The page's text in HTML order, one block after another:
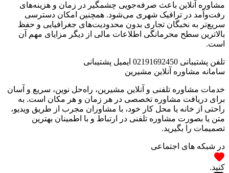
مشاوره آنلاین باعث صرفه‌جویی چشمگیر در زمان و هزینه‌های
رفت‌وآمد در ترافیک شهری می‌شود. همچنین امکان دسترسی
سریع‌تر به نخبگان تجاری بدون محدودیت‌های جغرافیایی و حفظ
بالاترین سطح محرمانگی اطلاعات مالی از دیگر مزایای مهم آن
است.
تلفن پشتیبانی 02191692450 ایمیل پشتیبانی
سامانه مشاوره آنلاین مشیرین
خدمات مشاوره تلفنی و آنلاین مشیرین، راه‌‌حل نوین، سریع و آسان
برای دریافت مشاوره تخصصی در هر زمان و هر مکان است. به
راحتی از خانه یا محل کار خود، با مشاوران مجرب از طریق ویدیو،
متن یا بصورت مشاوره تلفنی در ارتباط و با اطمینان بهترین
تصمیمات را بگیرید.
در شبکه های اجتماعی
کنید.